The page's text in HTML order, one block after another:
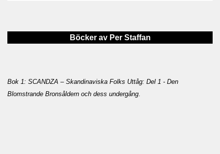
Böcker av Per Staffan
Bok 1: SCANDZA – Skandinaviska Folks Uttåg: Del 1 - Den
Blomstrande Bronsåldern och dess undergång.